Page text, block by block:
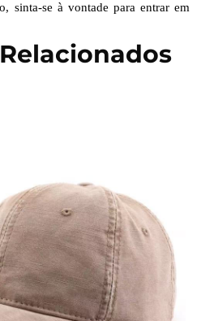
sinta-se à vontade para entrar em